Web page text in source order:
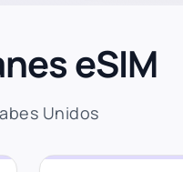
eSIM
Unidos